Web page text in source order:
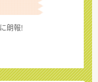
朗報!